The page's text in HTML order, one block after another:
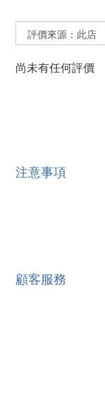
尚未有任何評價
注意事項
顧客服務